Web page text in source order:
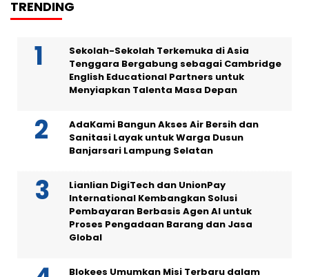
TRENDING
Sekolah-Sekolah Terkemuka di Asia
Tenggara Bergabung sebagai Cambridge
English Educational Partners untuk
Menyiapkan Talenta Masa Depan
AdaKami Bangun Akses Air Bersih dan
Sanitasi Layak untuk Warga Dusun
Banjarsari Lampung Selatan
Lianlian DigiTech dan UnionPay
International Kembangkan Solusi
Pembayaran Berbasis Agen AI untuk
Proses Pengadaan Barang dan Jasa
Global
Blokees Umumkan Misi Terbaru dalam